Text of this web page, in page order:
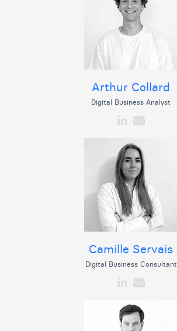
Arthur Collard
Digital Business Analyst
Camille Servais
Digital Business Consultant